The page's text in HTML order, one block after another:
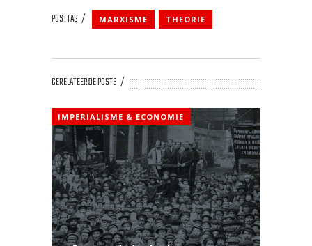
POSTTAG MARXISME THEORIE
GERELATEERDE POSTS
IMPERIALISME & ECONOMIE